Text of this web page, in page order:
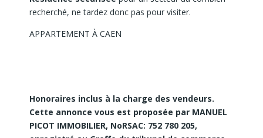
recherché, ne tardez donc pas pour visiter.
APPARTEMENT À CAEN
Honoraires inclus à la charge des vendeurs.
Cette annonce vous est proposée par MANUEL
PICOT IMMOBILIER, NoRSAC: 752 780 205,